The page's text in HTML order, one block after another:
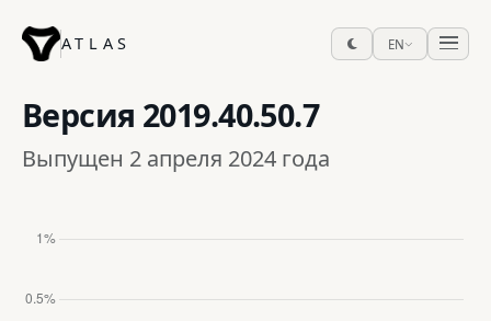
ATLAS EN
Версия 2019.40.50.7
Выпущен 2 апреля 2024 года